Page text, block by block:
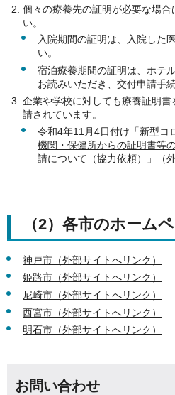
個々の療養先の証明が必要な場
い。
入院期間の証明は、入院した
い。
宿泊療養期間の証明は、ホテ
お読みいただき、交付申請手
企業や学校に対しても療養証明
請されています。
令和4年11月4日付け「新型コ
機関・保健所からの証明書等
請について（協力依頼）」（
（2）各市のホーム
神戸市（外部サイトへリンク）
姫路市（外部サイトへリンク）
尼崎市（外部サイトへリンク）
西宮市（外部サイトへリンク）
明石市（外部サイトへリンク）
お問い合わせ